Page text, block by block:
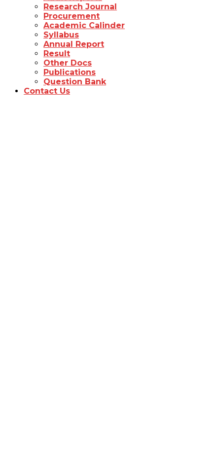
Research Journal
Procurement
Academic Calinder
Syllabus
Annual Report
Result
Other Docs
Publications
Question Bank
Contact Us